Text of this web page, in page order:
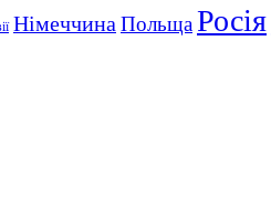
Німеччина ПольщаРосія